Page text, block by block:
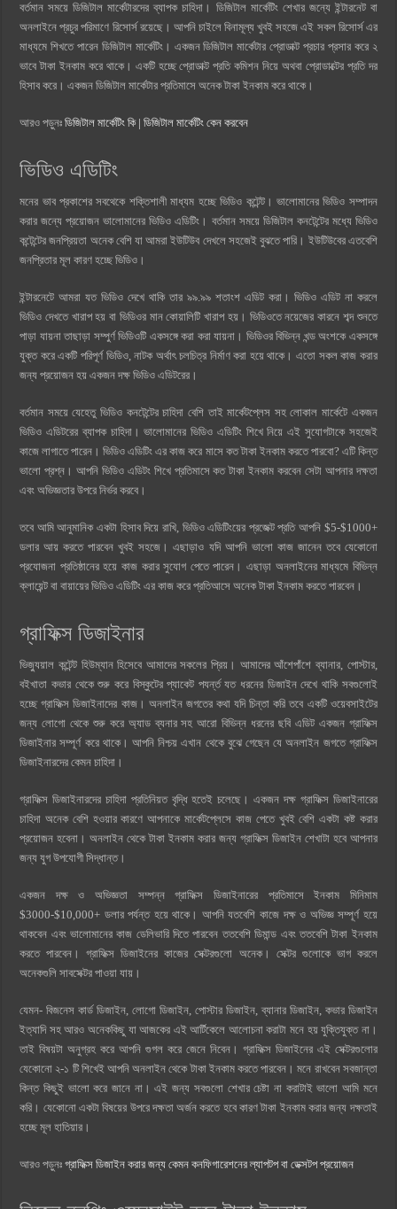
বর্তমান সময়ে ডিজিটাল মার্কেটারদের ব্যাপক চাহিদা। ডিজিটাল মার্কেটিং শেখার জন্যে ইন্টারনেট বা
অনলাইনে প্রচুর পরিমাণে রিসোর্স রয়েছে। আপনি চাইলে বিনামূল্য খুবই সহজে এই সকল রিসোর্স এর
মাধ্যমে শিখতে পারেন ডিজিটাল মার্কেটিং। একজন ডিজিটাল মার্কেটার প্রোডাক্ট প্রচার প্রসার করে ২
ভাবে টাকা ইনকাম করে থাকে। একটি হচ্ছে প্রোডাক্ট প্রতি কমিশন নিয়ে অথবা প্রোডাক্টের প্রতি দর
হিসাব করে। একজন ডিজিটাল মার্কেটার প্রতিমাসে অনেক টাকা ইনকাম করে থাকে।
আরও পড়ুনঃডিজিটাল মার্কেটিং কি | ডিজিটাল মার্কেটিং কেন করবেন
ভিডিও এডিটিং
মনের ভাব প্রকাশের সবথেকে শক্তিশালী মাধ্যম হচ্ছে ভিডিও কন্টেন্ট। ভালোমানের ভিডিও সম্পাদন
করার জন্যে প্রয়োজন ভালোমানের ভিডিও এডিটিং। বর্তমান সময়ে ডিজিটাল কনটেন্টের মধ্যে ভিডিও
কন্টেন্টের জনপ্রিয়তা অনেক বেশি যা আমরা ইউটিউব দেখলে সহজেই বুঝতে পারি। ইউটিউবের এতবেশি
জনপ্রিতার মূল কারণ হচ্ছে ভিডিও।
ইন্টারনেটে আমরা যত ভিডিও দেখে থাকি তার ৯৯.৯৯ শতাংশ এডিট করা। ভিডিও এডিট না করলে
ভিডিও দেখতে খারাপ হয় বা ভিডিওর মান কোয়ালিটি খারাপ হয়। ভিডিওতে নয়েজের কারনে শব্দ শুনতে
পাড়া যায়না তাছাড়া সম্পুর্ণ ভিডিওটি একসঙ্গে করা করা যায়না। ভিডিওর বিভিন্ন খন্ড অংশকে একসঙ্গে
যুক্ত করে একটি পরিপূর্ণ ভিডিও, নাটক অর্থাৎ চলচিত্র নির্মাণ করা হয়ে থাকে। এতো সকল কাজ করার
জন্য প্রয়োজন হয় একজন দক্ষ ভিডিও এডিটরের।
বর্তমান সময়ে যেহেতু ভিডিও কনটেন্টের চাহিদা বেশি তাই মার্কেটপ্লেস সহ লোকাল মার্কেটে একজন
ভিডিও এডিটরের ব্যাপক চাহিদা। ভালোমানের ভিডিও এডিটিং শিখে নিয়ে এই সুযোগটাকে সহজেই
কাজে লাগাতে পারেন। ভিডিও এডিটিং এর কাজ করে মাসে কত টাকা ইনকাম করতে পারবো? এটি কিন্ত
ভালো প্রশ্ন। আপনি ভিডিও এডিটং শিখে প্রতিমাসে কত টাকা ইনকাম করবেন সেটা আপনার দক্ষতা
এবং অভিজ্ঞতার উপরে নির্ভর করবে।
তবে আমি আনুমানিক একটা হিসাব দিয়ে রাখি, ভিডিও এডিটিংয়ের প্রজেক্ট প্রতি আপনি $5-$1000+
ডলার আয় করতে পারবেন খুবই সহজে। এছাড়াও যদি আপনি ভালো কাজ জানেন তবে যেকোনো
প্রযোজনা প্রতিষ্ঠানের হয়ে কাজ করার সুযোগ পেতে পারেন। এছাড়া অনলাইনের মাধ্যমে বিভিন্ন
ক্লায়েন্ট বা বায়ায়ের ভিডিও এডিটিং এর কাজ করে প্রতিআসে অনেক টাকা ইনকাম করতে পারবেন।
গ্রাফিক্স ডিজাইনার
ভিজ্যুয়াল কন্টেন্ট হিউম্যান হিসেবে আমাদের সকলের প্রিয়। আমাদের আঁশেপাঁশে ব্যানার, পোস্টার,
বইখাতা কভার থেকে শুরু করে বিস্কুটের প্যাকেট পযর্ন্ত যত ধরনের ডিজাইন দেখে থাকি সবগুলোই
হচ্ছে গ্রাফিক্স ডিজাইনাদের কাজ। অনলাইন জগতের কথা যদি চিন্তা করি তবে একটি ওয়েবসাইটের
জন্য লোগো থেকে শুরু করে অ্যাড ব্যনার সহ আরো বিভিন্ন ধরনের ছবি এডিট একজন গ্রাফিক্স
ডিজাইনার সম্পূর্ণ করে থাকে। আপনি নিশ্চয় এখান থেকে বুঝে গেছেন যে অনলাইন জগতে গ্রাফিক্স
ডিজাইনারদের কেমন চাহিদা।
গ্রাফিক্স ডিজাইনারদের চাহিদা প্রতিনিয়ত বৃদ্ধি হতেই চলেছে। একজন দক্ষ গ্রাফিক্স ডিজাইনারের
চাহিদা অনেক বেশি হওয়ার কারণে আপনাকে মার্কেটপ্লেসে কাজ পেতে খুবই বেশি একটা কষ্ট করার
প্রয়োজন হবেনা। অনলাইন থেকে টাকা ইনকাম করার জন্য গ্রাফিক্স ডিজাইন শেখাটা হবে আপনার
জন্য যুগ উপযোগী সিদ্ধান্ত।
একজন দক্ষ ও অভিজ্ঞতা সম্পন্ন গ্রাফিক্স ডিজাইনারের প্রতিমাসে ইনকাম মিনিমাম
$3000-$10,000+ ডলার পর্যন্ত হয়ে থাকে। আপনি যতবেশি কাজে দক্ষ ও অভিজ্ঞ সম্পূর্ণ হয়ে
থাকবেন এবং ভালোমানের কাজ ডেলিভারি দিতে পারবেন ততবেশি ডিমান্ড এবং ততবেশি টাকা ইনকাম
করতে পারবেন। গ্রাফিক্স ডিজাইনের কাজের সেক্টরগুলো অনেক। সেক্টর গুলোকে ভাগ করলে
অনেকগুলি সাবসেক্টর পাওয়া যায়।
যেমন- বিজনেস কার্ড ডিজাইন, লোগো ডিজাইন, পোস্টার ডিজাইন, ব্যানার ডিজাইন, কভার ডিজাইন
ইত্যাদি সহ আরও অনেককিছু যা আজকের এই আর্টিকেলে আলোচনা করাটা মনে হয় যুক্তিযুক্ত না।
তাই বিষয়টা অনুগ্রহ করে আপনি গুগল করে জেনে নিবেন। গ্রাফিক্স ডিজাইনের এই সেক্টরগুলোর
যেকোনো ২-১ টি শিখেই আপনি অনলাইন থেকে টাকা ইনকাম করতে পারবেন। মনে রাখবেন সবজান্তা
কিন্ত কিছুই ভালো করে জানে না। এই জন্য সবগুলো শেখার চেষ্টা না করাটাই ভালো আমি মনে
করি। যেকোনো একটা বিষয়ের উপরে দক্ষতা অর্জন করতে হবে কারণ টাকা ইনকাম করার জন্য দক্ষতাই
হচ্ছে মূল হাতিয়ার।
আরও পড়ুনঃগ্রাফিক্স ডিজাইন করার জন্য কেমন কনফিগারেশনের ল্যাপটপ বা ডেক্সটপ প্রয়োজন